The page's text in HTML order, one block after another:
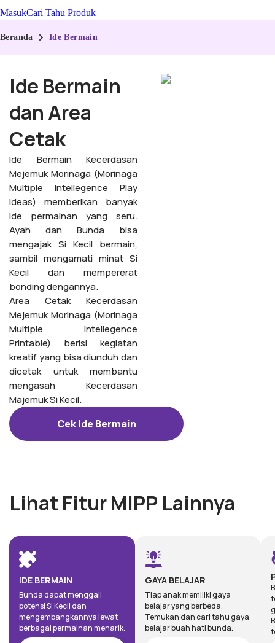
MasukCari Tahu Produk
Beranda Ide Bermain
Ide Bermain
dan Area
Cetak
Ide Bermain Kecerdasan
Mejemuk Morinaga (Morinaga
Multiple Intellegence Play
Ideas) memberikan banyak
ide permainan yang seru.
Ayah dan Bunda bisa
mengajak Si Kecil bermain,
sambil mengamati minat Si
Kecil dan mempererat
bonding dengannya.
Area Cetak Kecerdasan
Mejemuk Morinaga (Morinaga
Multiple Intellegence
Printable) berisi kegiatan
kreatif yang bisa diunduh dan
dicetak untuk membantu
mengasah Kecerdasan
Majemuk Si Kecil.
Cek Ide Bermain
Lihat Fitur MIPP Lainnya
IDE BERMAIN
Bunda dapat menggali
potensi Si Kecil dan
mengembangkannya lewat
berbagai permainan menarik.
GAYA BELAJAR
Tiap anak memiliki gaya
belajar yang berbeda.
Temukan dan cari tahu gaya
belajar buah hati bunda.